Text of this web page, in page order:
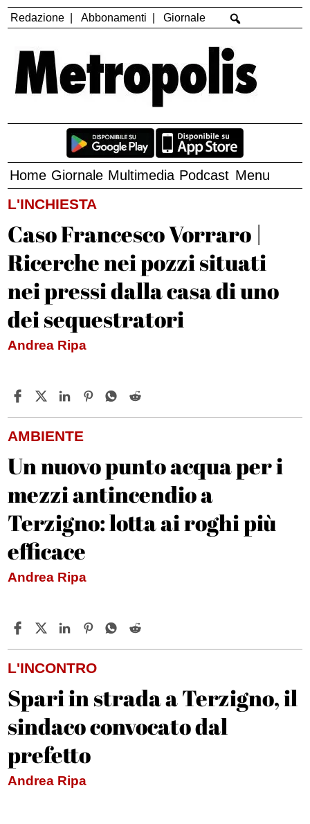
Redazione Abbonamenti Giornale
Home Giornale Multimedia Podcast Menu
L'INCHIESTA
Caso Francesco Vorraro |
Ricerche nei pozzi situati
nei pressi dalla casa di uno
dei sequestratori
Andrea Ripa
AMBIENTE
Un nuovo punto acqua per i
mezzi antincendio a
Terzigno: lotta ai roghi più
efficace
Andrea Ripa
L'INCONTRO
Spari in strada a Terzigno, il
sindaco convocato dal
prefetto
Andrea Ripa